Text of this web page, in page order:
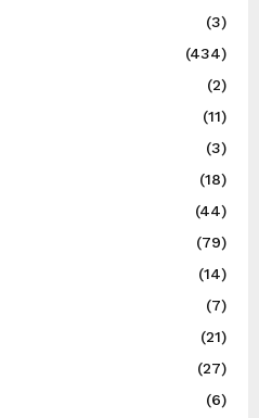
(3)
(434)
(2)
(11)
(3)
(18)
(44)
(79)
(14)
(7)
(21)
(27)
(6)